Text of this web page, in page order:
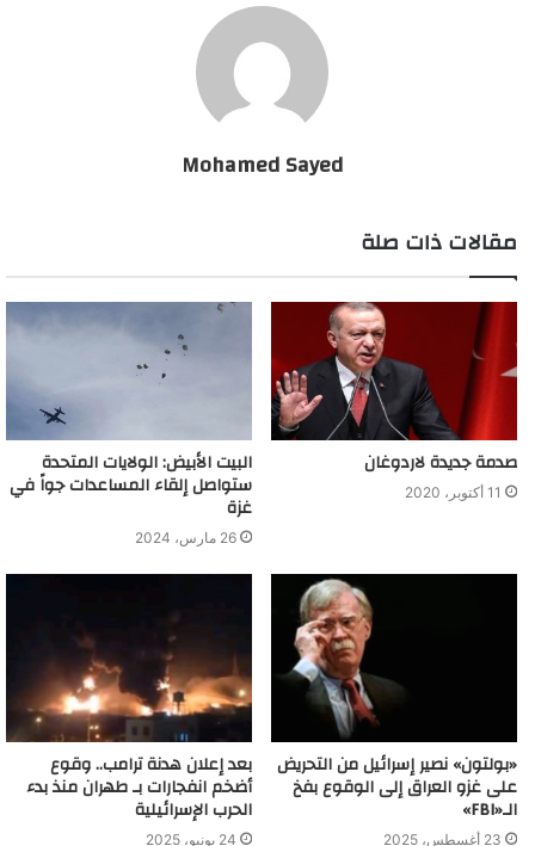
Mohamed Sayed
مقالات ذات صلة
صدمة جديدة لاردوغان
11 أكتوبر، 2020
البيت الأبيض: الولايات المتحدة
ستواصل إلقاء المساعدات جواً في
غزة
26 مارس، 2024
«بولتون» نصير إسرائيل من التحريض
على غزو العراق إلى الوقوع بفخ
الـ«FBI»
23 أغسطس، 2025
بعد إعلان هدنة ترامب.. وقوع
أضخم انفجارات بـ طهران منذ بدء
الحرب الإسرائيلية
24 يونيو، 2025